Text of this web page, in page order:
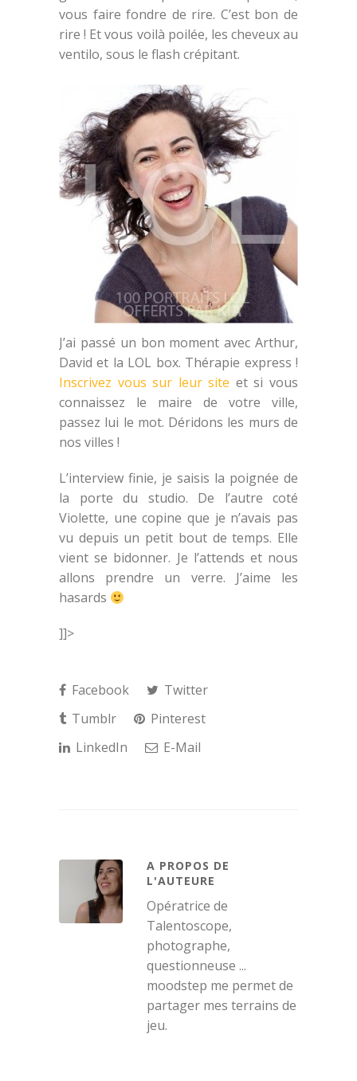
vous faire fondre de rire. C’est bon de
rire ! Et vous voilà poilée, les cheveux au
ventilo, sous le flash crépitant.
J’ai passé un bon moment avec Arthur,
David et la LOL box. Thérapie express !
Inscrivez vous sur leur site et si vous
connaissez le maire de votre ville,
passez lui le mot. Déridons les murs de
nos villes !
L’interview finie, je saisis la poignée de
la porte du studio. De l’autre coté
Violette, une copine que je n’avais pas
vu depuis un petit bout de temps. Elle
vient se bidonner. Je l’attends et nous
allons prendre un verre. J’aime les
hasards
]]>
Facebook
Twitter
Tumblr
Pinterest
LinkedIn
E-Mail
A PROPOS DE
L'AUTEURE
Opératrice de
Talentoscope,
photographe,
questionneuse ...
moodstep me permet de
partager mes terrains de
jeu.